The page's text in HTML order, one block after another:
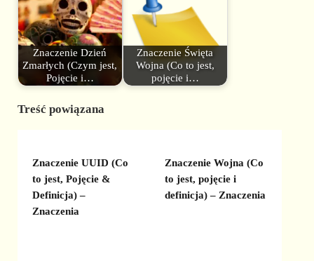
Znaczenie Dzień
Zmarłych (Czym jest,
Pojęcie i…
Znaczenie Święta
Wojna (Co to jest,
pojęcie i…
Treść powiązana
Znaczenie UUID (Co
to jest, Pojęcie &
Definicja) –
Znaczenia
Znaczenie Wojna (Co
to jest, pojęcie i
definicja) – Znaczenia